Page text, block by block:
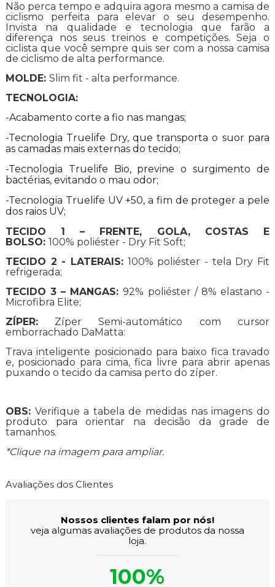
Não perca tempo e adquira agora mesmo a camisa de
ciclismo perfeita para elevar o seu desempenho.
Invista na qualidade e tecnologia que farão a
diferença nos seus treinos e competições. Seja o
ciclista que você sempre quis ser com a nossa camisa
de ciclismo de alta performance.
MOLDE: Slim fit - alta performance.
TECNOLOGIA:
-Acabamento corte a fio nas mangas;
-Tecnologia Truelife Dry, que transporta o suor para
as camadas mais externas do tecido;
-Tecnologia Truelife Bio, previne o surgimento de
bactérias, evitando o mau odor;
-Tecnologia Truelife UV +50, a fim de proteger a pele
dos raios UV;
TECIDO 1 – FRENTE, GOLA, COSTAS E
BOLSO: 100% poliéster - Dry Fit Soft;
TECIDO 2 - LATERAIS:100% poliéster - tela Dry Fit
refrigerada;
TECIDO 3 – MANGAS:92% poliéster / 8% elastano -
Microfibra Elite;
ZÍPER:Zíper Semi-automático com cursor
emborrachado DaMatta:
Trava inteligente posicionado para baixo fica travado
e, posicionado para cima, fica livre para abrir apenas
puxando o tecido da camisa perto do zíper.
OBS:Verifique a tabela de medidas nas imagens do
produto para orientar na decisão da grade de
tamanhos.
*Clique na imagem para ampliar.
Avaliações dos Clientes
Nossos clientes falam por nós!
veja algumas avaliações de produtos da nossa
loja.
100%